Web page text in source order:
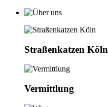
Straßenkatzen Köln
Vermittlung